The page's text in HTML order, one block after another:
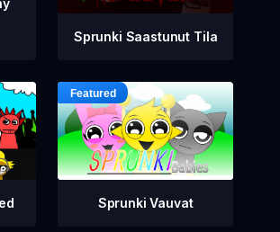
Sprunki Saastunut Tila
Sprunki Vauvat